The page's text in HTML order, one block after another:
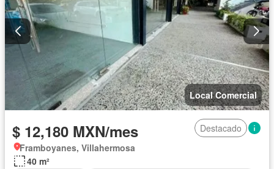
Local Comercial
$ 12,180 MXN/mes
Destacado
Framboyanes, Villahermosa
40 m²